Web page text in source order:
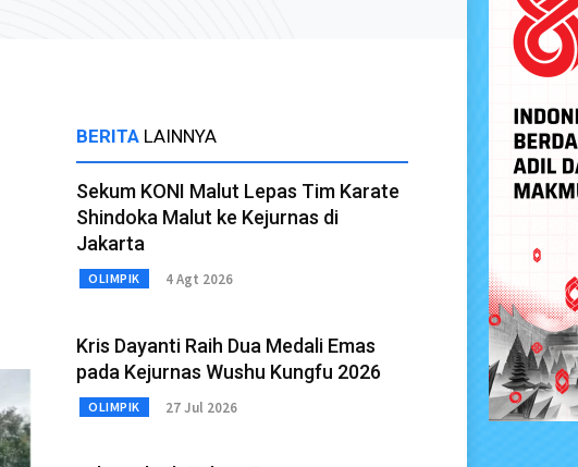
BERITA LAINNYA
Sekum KONI Malut Lepas Tim Karate
Shindoka Malut ke Kejurnas di
Jakarta
OLIMPIK 4 Agt 2026
Kris Dayanti Raih Dua Medali Emas
pada Kejurnas Wushu Kungfu 2026
OLIMPIK 27 Jul 2026